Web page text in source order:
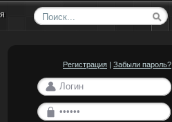
Регистрация | Забыли пароль?